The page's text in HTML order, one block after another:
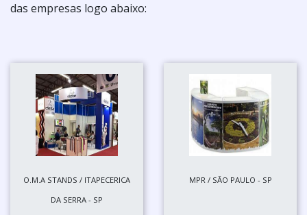
das empresas logo abaixo:
O.M.A STANDS / ITAPECERICA
DA SERRA - SP
MPR / SÃO PAULO - SP